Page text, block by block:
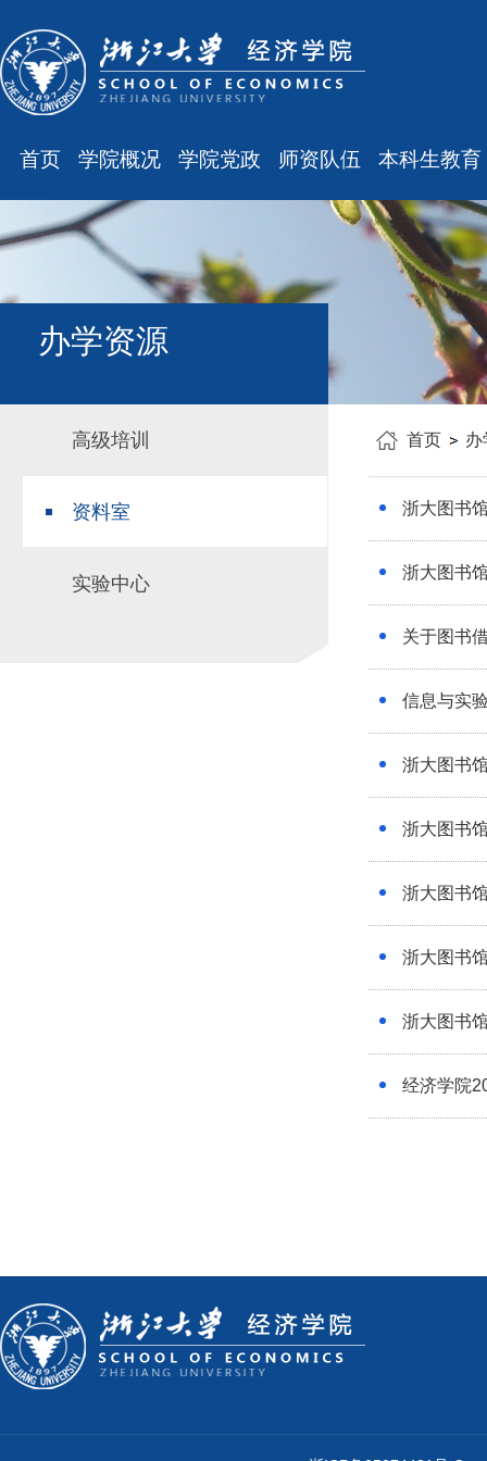
首页 学院概况
学院简介
现任领导
组织结构
学科设置
学院党政
会议通知
会议纪要
工会之声
师资队伍
最新消息
职称晋升
人事培训
博士后管理
本科生教育
最新消息
规章制度
课表、校历
主修专业确认
学籍管理
教学与教务
毕业论文
科研训练
实习实践
培养计划
办学资源
高级培训
资料室
实验中心
首页 办
浙大图书
浙大图书
关于图书
信息与实
浙大图书
浙大图书
浙大图书
浙大图书
浙大图书
经济学院